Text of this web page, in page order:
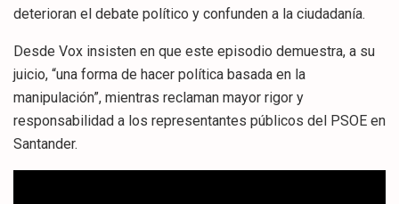
deterioran el debate político y confunden a la ciudadanía.
Desde Vox insisten en que este episodio demuestra, a su
juicio, “una forma de hacer política basada en la
manipulación”, mientras reclaman mayor rigor y
responsabilidad a los representantes públicos del PSOE en
Santander.